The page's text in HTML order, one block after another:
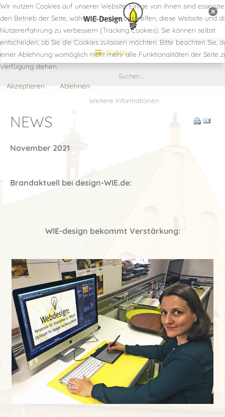
menu
NEWS
November 2021
Brandaktuell bei design-WIE.de:
WIE-design bekommt Verstärkung:
Wir nutzen Cookies auf unserer Website. Einige von ihnen sind
den Betrieb der Seite, während andere uns helfen, diese Website und
Nutzererfahrung zu verbessern (Tracking Cookies). Sie können selbst
entscheiden, ob Sie die Cookies zulassen möchten. Bitte beachten Sie,
einer Ablehnung womöglich nicht mehr alle Funktionalitäten der Seite
Verfügung stehen.
Akzeptieren Ablehnen
Weitere Informationen